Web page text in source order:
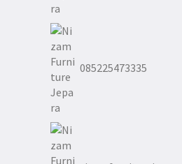
085225473335